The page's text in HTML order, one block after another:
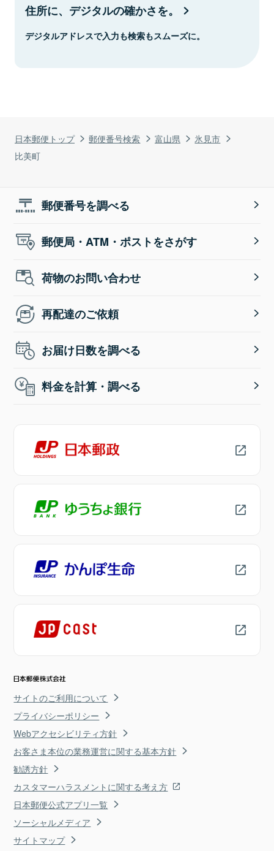
日本郵便トップ 郵便番号検索 富山県
氷見市
比美町
住所に、デジタルの確かさを。
デジタルアドレスで入力も検索もスムーズに。
郵便番号を調べる
郵便局・ATM・ポストをさがす
荷物のお問い合わせ
再配達のご依頼
お届け日数を調べる
料金を計算・調べる
サイトのご利用について
プライバシーポリシー
Webアクセシビリティ方針
お客さま本位の業務運営に関する基本方針
勧誘方針
カスタマーハラスメントに関する考え方
日本郵便公式アプリ一覧
ソーシャルメディア
サイトマップ